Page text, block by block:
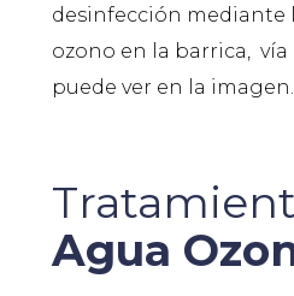
desinfección mediante
ozono en la barrica, vía
puede ver en la imagen.
Agua